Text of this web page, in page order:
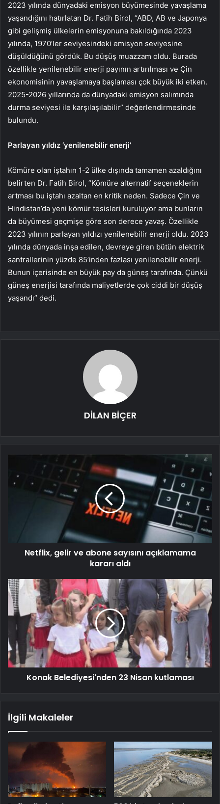
2023 yılında dünyadaki emisyon büyümesinde yavaşlama
yaşandığını hatırlatan Dr. Fatih Birol, “ABD, AB ve Japonya
gibi gelişmiş ülkelerin emisyonuna bakıldığında 2023
yılında, 1970’ler seviyesindeki emisyon seviyesine
düşüldüğünü gördük. Bu düşüş muazzam oldu. Burada
özellikle yenilenebilir enerji payının artırılması ve Çin
ekonomisinin yavaşlamaya başlaması çok büyük iki etken.
2025-2026 yıllarında da dünyadaki emisyon salımında
durma seviyesi ile karşılaşılabilir” değerlendirmesinde
bulundu.
Parlayan yıldız ‘yenilenebilir enerji’
Kömüre olan iştahın 1-2 ülke dışında tamamen azaldığını
belirten Dr. Fatih Birol, “Kömüre alternatif seçeneklerin
artması bu iştahı azaltan en kritik neden. Sadece Çin ve
Hindistan’da yeni kömür tesisleri kuruluyor ama bunların
da büyümesi geçmişe göre son derece yavaş. Özellikle
2023 yılının parlayan yıldızı yenilenebilir enerji oldu. 2023
yılında dünyada inşa edilen, devreye giren bütün elektrik
santrallerinin yüzde 85’inden fazlası yenilenebilir enerji.
Bunun içerisinde en büyük pay da güneş tarafında. Çünkü
güneş enerjisi tarafında maliyetlerde çok ciddi bir düşüş
yaşandı” dedi.
DİLAN BİÇER
Netflix, gelir ve abone sayısını açıklamama
kararı aldı
Konak Belediyesi'nden 23 Nisan kutlaması
İlgili Makaleler